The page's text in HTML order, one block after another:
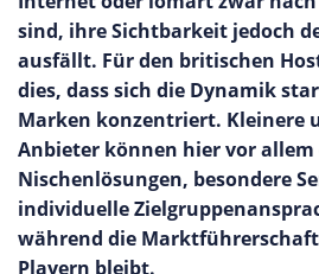
sind, ihre Sichtbarkeit jedoch
ausfällt. Für den britischen
dies, dass sich die Dynamik
Marken konzentriert. Kleinere
Anbieter können hier vor allem
Nischenlösungen, besondere
individuelle
während die
Playern bleibt.